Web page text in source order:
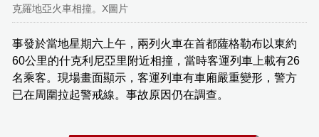
克羅地亞火車相撞。X圖片
事發於當地星期六上午，兩列火車在首都薩格勒布以東約
60公里的什克利尼亞里附近相撞，當時客運列車上載有26
名乘客。現場畫面顯示，客運列車有車廂嚴重變形，警方
已在周圍拉起警戒線。事故原因仍在調查。